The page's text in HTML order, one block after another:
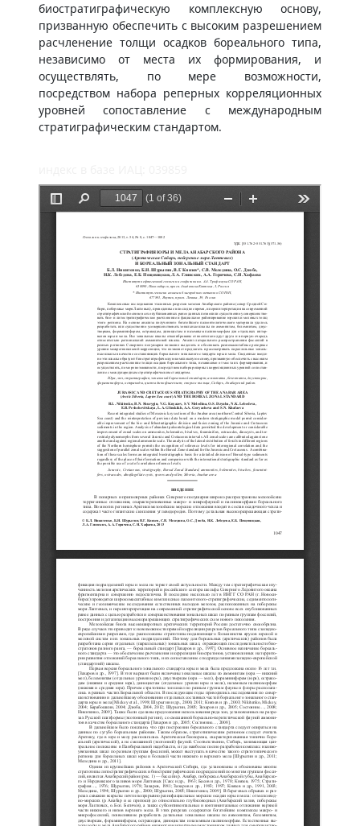
биостратиграфическую комплексную основу,
призванную обеспечить с высоким разрешением
расчленение толщи осадков бореального типа,
независимо от места их формирования, и
осуществлять, по мере возможности,
посредством набора реперных корреляционных
уровней сопоставление с международным
стратиграфическим стандартом.